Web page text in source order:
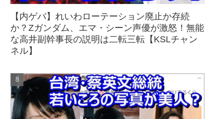
【内ゲバ】れいわローテーション廃止か存続
か？Zガンダム、エマ・シーン声優が激怒！無能
な高井副幹事長の説明は二転三転【KSLチャン
ネル】